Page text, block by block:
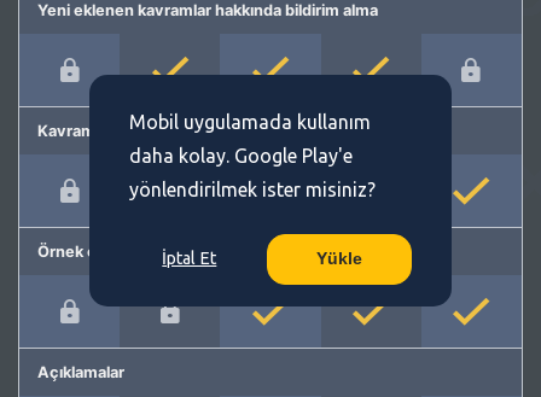
Yeni eklenen kavramlar hakkında bildirim alma
Kavram önerme
Örnek cümleler
Açıklamalar
Mobil uygulamada kullanım
daha kolay. Google Play'e
yönlendirilmek ister misiniz?
İptal Et Yükle